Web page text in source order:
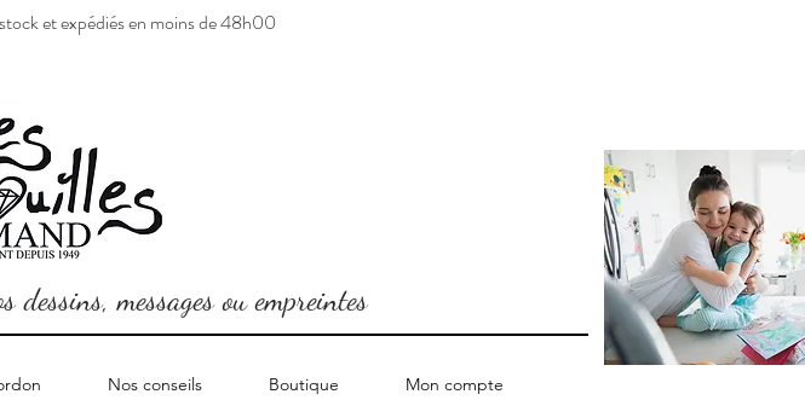
et expédiés en moins de 48h00
Nos conseils Boutique Mon compte
messages ou empreintes